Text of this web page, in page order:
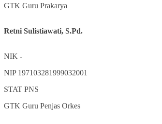
GTK Guru Prakarya
Retni Sulistiawati, S.Pd.
NIK -
NIP 197103281999032001
STAT PNS
GTK Guru Penjas Orkes